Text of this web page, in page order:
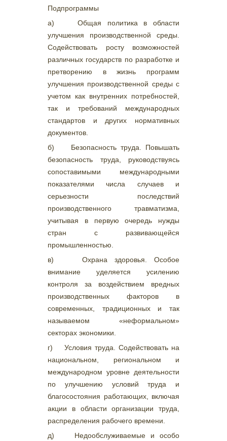
Подпрограммы
а) Общая политика в области
улучшения производственной среды.
Содействовать росту возможностей
различных государств по разработке и
претворению в жизнь программ
улучшения производственной среды с
учетом как внутренних потребностей,
так и требований международных
стандартов и других нормативных
документов.
б) Безопасность труда. Повышать
безопасность труда, руководствуясь
сопоставимыми международными
показателями числа случаев и
серьезности последствий
производственного травматизма,
учитывая в первую очередь нужды
стран с развивающейся
промышленностью.
в) Охрана здоровья. Особое
внимание уделяется усилению
контроля за воздействием вредных
производственных факторов в
современных, традиционных и так
называемом «неформальном»
секторах экономики.
г) Условия труда. Содействовать на
национальном, региональном и
международном уровне деятельности
по улучшению условий труда и
благосостояния работающих, включая
акции в области организации труда,
распределения рабочего времени.
д) Недообслуживаемые и особо